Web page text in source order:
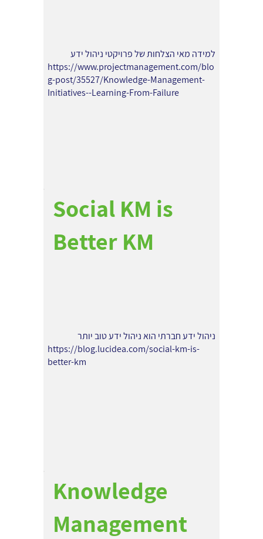
למידה מאי הצלחות של פרויקטי ניהול ידע
https://www.projectmanagement.com/blo
g-post/35527/Knowledge-Management-
Initiatives--Learning-From-Failure
Social KM is
Better KM
ניהול ידע חברתי הוא ניהול ידע טוב יותר
https://blog.lucidea.com/social-km-is-
better-km
Knowledge
Management